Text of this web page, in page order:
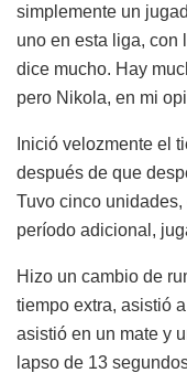
simplemente un
uno en esta liga, con
dice mucho. Hay
pero Nikola, en mi
Inició velozmente el
después de que
Tuvo cinco
período adicional,
Hizo un cambio de
tiempo extra, asistió
asistió en un mate y
lapso de 13